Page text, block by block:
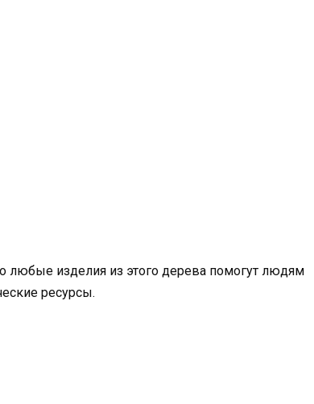
любые изделия из этого дерева помогут людям
ресурсы.